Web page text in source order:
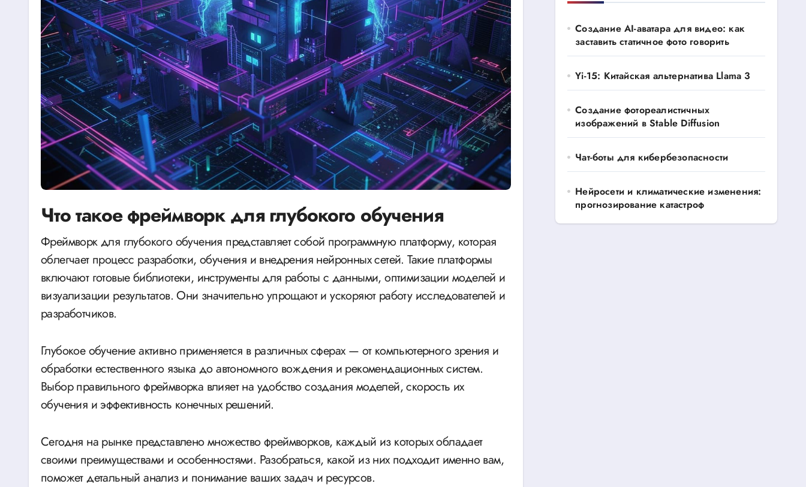
Что такое фреймворк для глубокого обучения
Фреймворк для глубокого обучения представляет собой программную платформу, которая
облегчает процесс разработки, обучения и внедрения нейронных сетей. Такие платформы
включают готовые библиотеки, инструменты для работы с данными, оптимизации моделей и
визуализации результатов. Они значительно упрощают и ускоряют работу исследователей и
разработчиков.
Глубокое обучение активно применяется в различных сферах — от компьютерного зрения и
обработки естественного языка до автономного вождения и рекомендационных систем.
Выбор правильного фреймворка влияет на удобство создания моделей, скорость их
обучения и эффективность конечных решений.
Сегодня на рынке представлено множество фреймворков, каждый из которых обладает
своими преимуществами и особенностями. Разобраться, какой из них подходит именно вам,
поможет детальный анализ и понимание ваших задач и ресурсов.
Создание AI-аватара для видео: как
заставить статичное фото говорить
Yi-15: Китайская альтернатива Llama 3
Создание фотореалистичных
изображений в Stable Diffusion
Чат-боты для кибербезопасности
Нейросети и климатические изменения:
прогнозирование катастроф